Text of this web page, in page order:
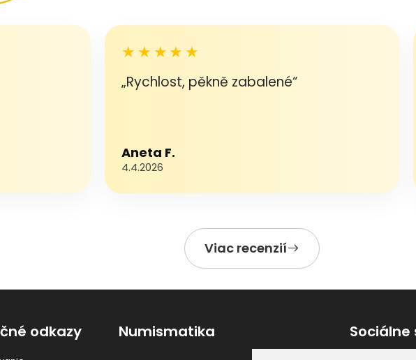
★★★★★
„Rychlost, pěkně zabalené“
Aneta F.
4.4.2026
Viac recenzií
odkazy Numismatika Sociálne